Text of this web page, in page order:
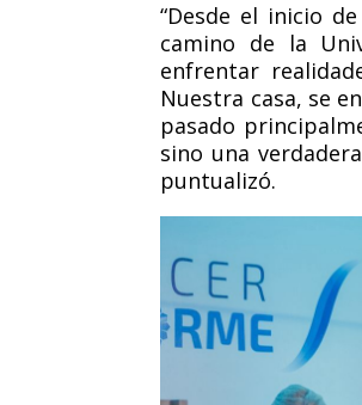
“Desde el inicio
camino de la
enfrentar
Nuestra casa, se
pasado
sino una
puntualizó.